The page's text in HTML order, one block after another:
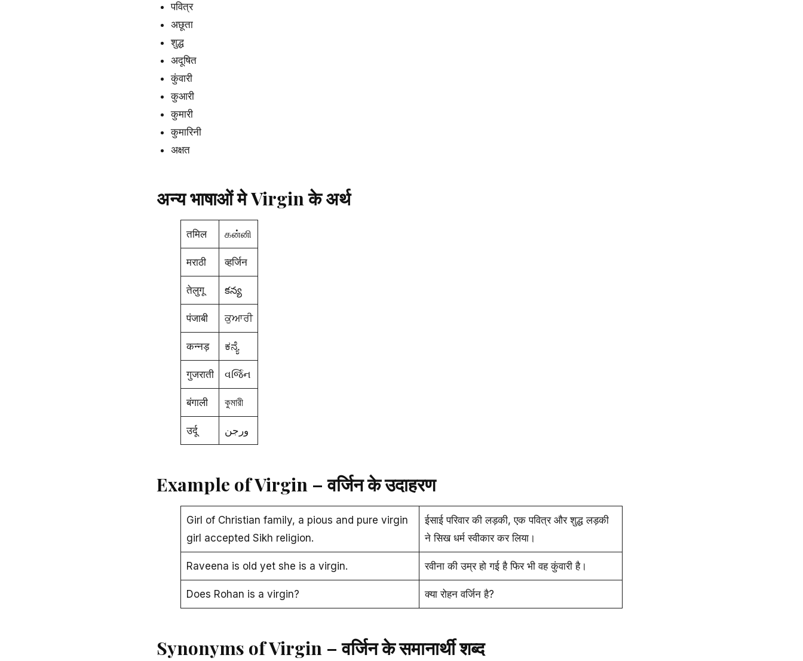
पवित्र
अछूता
शुद्ध
अदूषित
कुंवारी
कुआरी
कुमारी
कुमारिनी
अक्षत
अन्य भाषाओं मे Virgin के अर्थ
तमिल கன்னி
मराठी व्हर्जिन
तेलुगू కన్య
पंजाबी ਕੁਆਰੀ
कन्नड़ ಕನ್ಯೆ
गुजराती વર્જિન
बंगाली কুমারী
उर्दू ورجن
Example of Virgin – वर्जिन के उदाहरण
Girl of Christian family, a pious and pure virgin
girl accepted Sikh religion.
ईसाई परिवार की लड़की, एक पवित्र और शुद्ध लड़की
ने सिख धर्म स्वीकार कर लिया।
Raveena is old yet she is a virgin. रवीना की उम्र हो गई है फिर भी वह कुंवारी है।
Does Rohan is a virgin? क्या रोहन वर्जिन है?
Synonyms of Virgin – वर्जिन के समानार्थी शब्द